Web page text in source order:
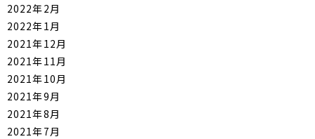
2022年2月
2022年1月
2021年12月
2021年11月
2021年10月
2021年9月
2021年8月
2021年7月